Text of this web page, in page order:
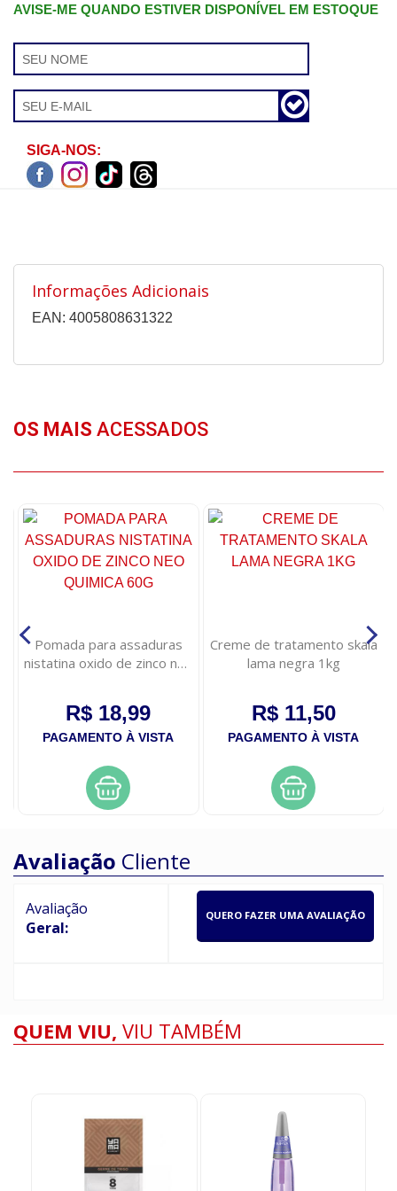
AVISE-ME QUANDO ESTIVER DISPONÍVEL EM ESTOQUE
SIGA-NOS:
Informações Adicionais
EAN: 4005808631322
OS MAIS ACESSADOS
Pomada para assaduras
nistatina oxido de zinco neo
R$ 18,99
PAGAMENTO À VISTA
Creme de tratamento skala
lama negra 1kg
R$ 11,50
PAGAMENTO À VISTA
Avaliação Cliente
Avaliação
Geral:
QUERO FAZER UMA AVALIAÇÃO
QUEM VIU, VIU TAMBÉM